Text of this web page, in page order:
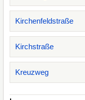
Kirchenfeldstraße
Kirchstraße
Kreuzweg